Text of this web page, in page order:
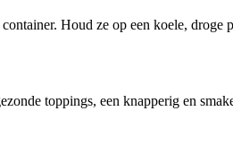
Houd ze op een koele, droge
toppings, een knapperig en